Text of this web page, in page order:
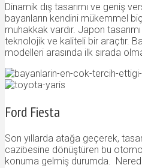
Dinamik dış tasarımı ve geniş
bayanların kendini mükemmel
muhakkak vardır. Japon
teknolojik ve kaliteli bir araçtır.
modelleri arasında ilk sırada
Ford Fiesta
Son yıllarda atağa geçerek,
cazibesine dönüştüren bu
konuma gelmiş durumda.